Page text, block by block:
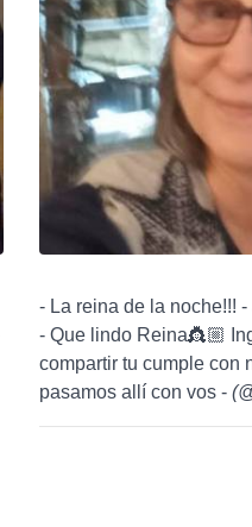
- La reina de la noche!!! -
- Que lindo Reina👸🏼
compartir tu cumple con
pasamos allí con vos - (